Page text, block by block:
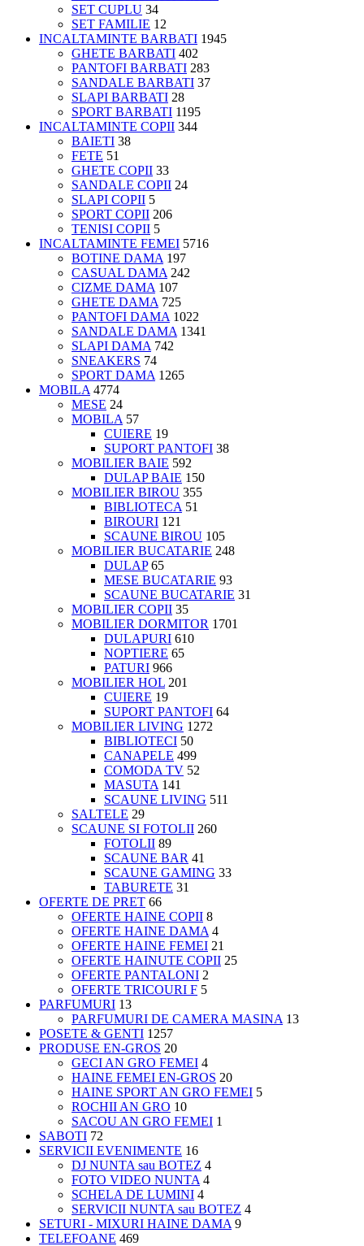
SET CUPLU 34
SET FAMILIE 12
INCALTAMINTE BARBATI 1945
GHETE BARBATI 402
PANTOFI BARBATI 283
SANDALE BARBATI 37
SLAPI BARBATI 28
SPORT BARBATI 1195
INCALTAMINTE COPII 344
BAIETI 38
FETE 51
GHETE COPII 33
SANDALE COPII 24
SLAPI COPII 5
SPORT COPII 206
TENISI COPII 5
INCALTAMINTE FEMEI 5716
BOTINE DAMA 197
CASUAL DAMA 242
CIZME DAMA 107
GHETE DAMA 725
PANTOFI DAMA 1022
SANDALE DAMA 1341
SLAPI DAMA 742
SNEAKERS 74
SPORT DAMA 1265
MOBILA 4774
MESE 24
MOBILA 57
CUIERE 19
SUPORT PANTOFI 38
MOBILIER BAIE 592
DULAP BAIE 150
MOBILIER BIROU 355
BIBLIOTECA 51
BIROURI 121
SCAUNE BIROU 105
MOBILIER BUCATARIE 248
DULAP 65
MESE BUCATARIE 93
SCAUNE BUCATARIE 31
MOBILIER COPII 35
MOBILIER DORMITOR 1701
DULAPURI 610
NOPTIERE 65
PATURI 966
MOBILIER HOL 201
CUIERE 19
SUPORT PANTOFI 64
MOBILIER LIVING 1272
BIBLIOTECI 50
CANAPELE 499
COMODA TV 52
MASUTA 141
SCAUNE LIVING 511
SALTELE 29
SCAUNE SI FOTOLII 260
FOTOLII 89
SCAUNE BAR 41
SCAUNE GAMING 33
TABURETE 31
OFERTE DE PRET 66
OFERTE HAINE COPII 8
OFERTE HAINE DAMA 4
OFERTE HAINE FEMEI 21
OFERTE HAINUTE COPII 25
OFERTE PANTALONI 2
OFERTE TRICOURI F 5
PARFUMURI 13
PARFUMURI DE CAMERA MASINA 13
POSETE & GENTI 1257
PRODUSE EN-GROS 20
GECI AN GRO FEMEI 4
HAINE FEMEI EN-GROS 20
HAINE SPORT AN GRO FEMEI 5
ROCHII AN GRO 10
SACOU AN GRO FEMEI 1
SABOTI 72
SERVICII EVENIMENTE 16
DJ NUNTA sau BOTEZ 4
FOTO VIDEO NUNTA 4
SCHELA DE LUMINI 4
SERVICII NUNTA sau BOTEZ 4
SETURI - MIXURI HAINE DAMA 9
TELEFOANE 469